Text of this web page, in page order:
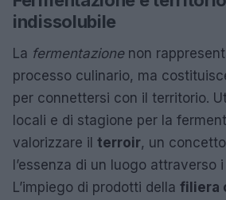
indissolubile
La fermentazionenon
processo culinario, ma
per connettersi con il territorio.
locali e di stagione per la
valorizzare il terroir, un
l’essenza di un luogo attraverso
L’impiego di prodotti della filiera